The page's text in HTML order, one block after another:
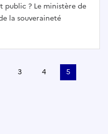
public ? Le ministère de
la souveraineté
3 4
5